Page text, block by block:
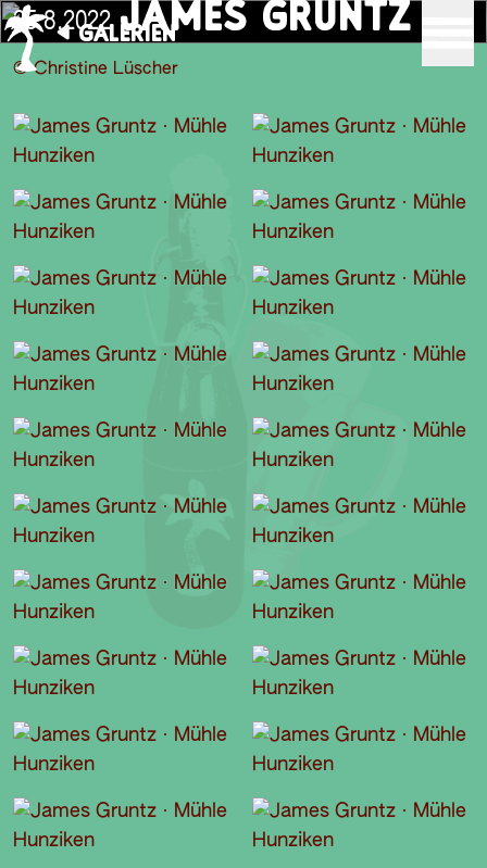
GALERIEN
25.8.2022 JAMES GRUNTZ
© Christine Lüscher